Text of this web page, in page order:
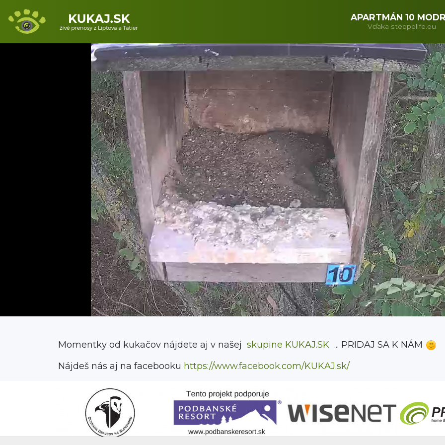
APARTMÁN 10
Vďaka steppelife.eu
Momentky od kukačov nájdete aj v našej skupine KUKAJ.SK ... PRIDAJ SA K NÁM
Nájdeš nás aj na facebooku https://www.facebook.com/KUKAJ.sk/